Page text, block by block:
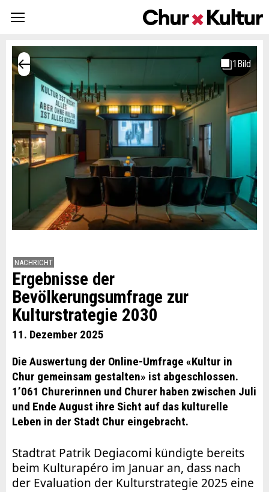
NACHRICHT
Ergebnisse der
Bevölkerungsumfrage zur
Kulturstrategie 2030
11. Dezember 2025
Die Auswertung der Online-Umfrage «Kultur in
Chur gemeinsam gestalten» ist abgeschlossen.
1’061 Churerinnen und Churer haben zwischen Juli
und Ende August ihre Sicht auf das kulturelle
Leben in der Stadt Chur eingebracht.
Stadtrat Patrik Degiacomi kündigte bereits
beim Kulturapéro im Januar an, dass nach
der Evaluation der Kulturstrategie 2025 eine